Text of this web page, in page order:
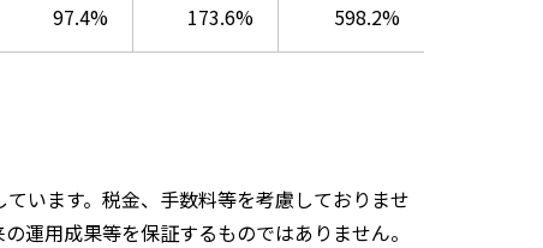
97.4% 173.6% 598.2%
います。税金、手数料等を考慮しておりませ
運用成果等を保証するものではありません。